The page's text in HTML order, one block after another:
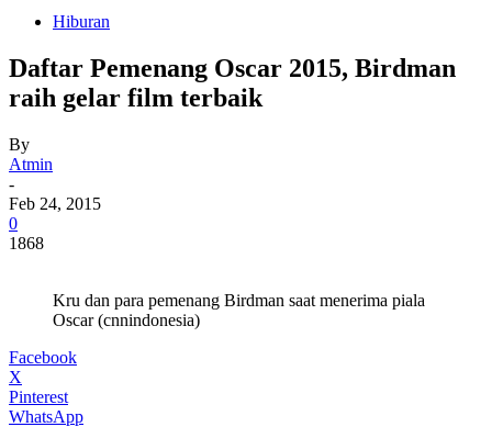
Hiburan
Daftar Pemenang Oscar 2015, Birdman
raih gelar film terbaik
By
Atmin
-
Feb 24, 2015
0
1868
Kru dan para pemenang Birdman saat menerima piala
Oscar (cnnindonesia)
Facebook
X
Pinterest
WhatsApp